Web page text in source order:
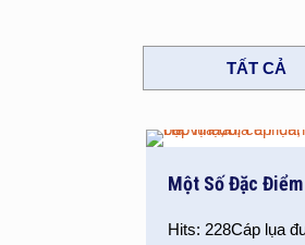
TẤT CẢ
Một Số Đặc
Hits: 228Cáp lụa